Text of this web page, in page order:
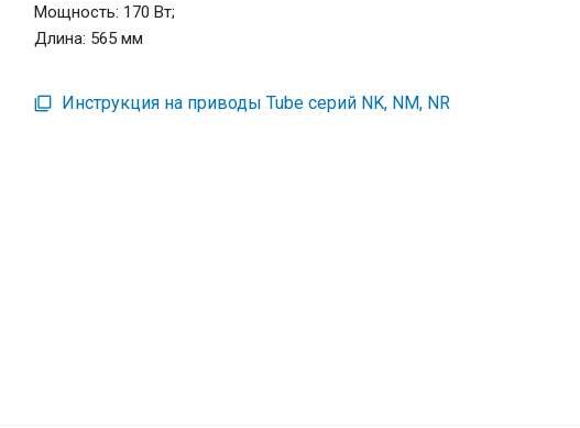
Мощность: 170 Вт;
Длина: 565 мм
Инструкция на приводы Tube серий NK, NM, NR